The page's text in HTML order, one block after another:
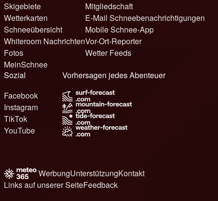
Skigebiete
Wetterkarten
Schneeübersicht
Whiteroom Nachrichten
Fotos
MeinSchnee
Mitgliedschaft
E-Mail Schneebenachrichtigungen
Mobile Schnee-App
Vor-Ort-Reporter
Wetter Feeds
Sozial
Facebook
Instagram
TikTok
YouTube
Vorhersagen jedes Abenteuer
WerbungUnterstützungKontakt
Links auf unserer SeiteFeedback